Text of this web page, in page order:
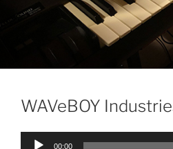
WAVeBOY
Audio-
00:00